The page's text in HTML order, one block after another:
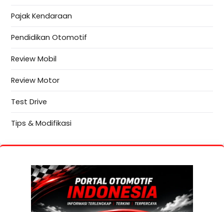
Pajak Kendaraan
Pendidikan Otomotif
Review Mobil
Review Motor
Test Drive
Tips & Modifikasi